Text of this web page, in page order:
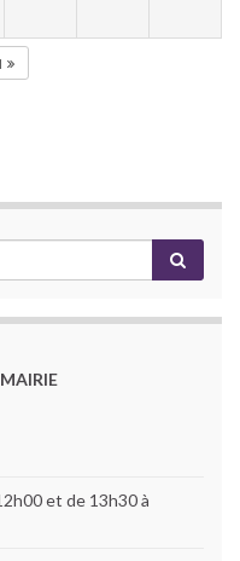
et de 13h30 à